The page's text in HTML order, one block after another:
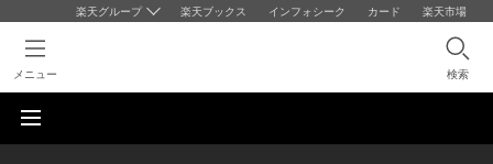
楽天グループ 楽天ブックス インフォシーク カード 楽天市場
メニュー 検索